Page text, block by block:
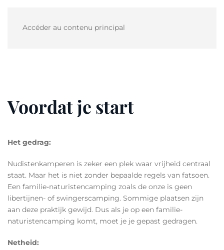
Accéder au contenu principal
Voordat je start
Het gedrag:
Nudistenkamperen is zeker een plek waar vrijheid centraal
staat. Maar het is niet zonder bepaalde regels van fatsoen.
Een familie-naturistencamping zoals de onze is geen
libertijnen- of swingerscamping. Sommige plaatsen zijn
aan deze praktijk gewijd. Dus als je op een familie-
naturistencamping komt, moet je je gepast gedragen.
Netheid: